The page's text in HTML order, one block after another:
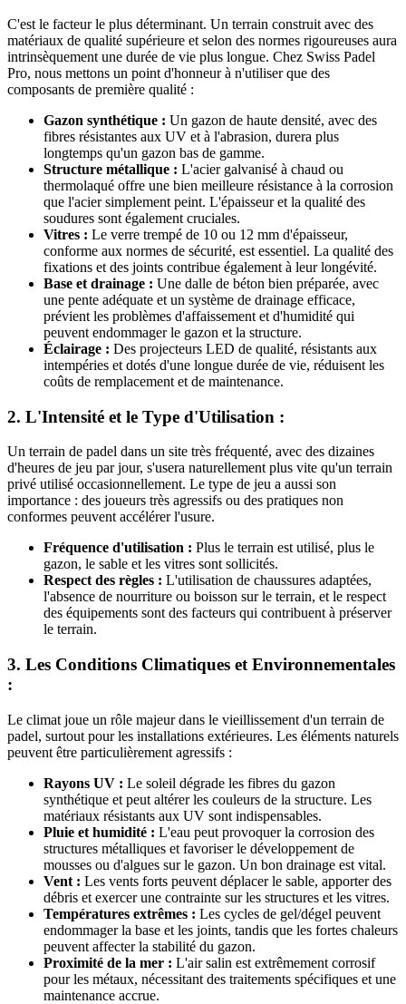
C'est le facteur le plus déterminant. Un terrain construit avec des
matériaux de qualité supérieure et selon des normes rigoureuses aura
intrinsèquement une durée de vie plus longue. Chez Swiss Padel
Pro, nous mettons un point d'honneur à n'utiliser que des
composants de première qualité :
Gazon synthétique : Un gazon de haute densité, avec des
fibres résistantes aux UV et à l'abrasion, durera plus
longtemps qu'un gazon bas de gamme.
Structure métallique : L'acier galvanisé à chaud ou
thermolaqué offre une bien meilleure résistance à la corrosion
que l'acier simplement peint. L'épaisseur et la qualité des
soudures sont également cruciales.
Vitres : Le verre trempé de 10 ou 12 mm d'épaisseur,
conforme aux normes de sécurité, est essentiel. La qualité des
fixations et des joints contribue également à leur longévité.
Base et drainage : Une dalle de béton bien préparée, avec
une pente adéquate et un système de drainage efficace,
prévient les problèmes d'affaissement et d'humidité qui
peuvent endommager le gazon et la structure.
Éclairage : Des projecteurs LED de qualité, résistants aux
intempéries et dotés d'une longue durée de vie, réduisent les
coûts de remplacement et de maintenance.
2. L'Intensité et le Type d'Utilisation :
Un terrain de padel dans un site très fréquenté, avec des dizaines
d'heures de jeu par jour, s'usera naturellement plus vite qu'un terrain
privé utilisé occasionnellement. Le type de jeu a aussi son
importance : des joueurs très agressifs ou des pratiques non
conformes peuvent accélérer l'usure.
Fréquence d'utilisation : Plus le terrain est utilisé, plus le
gazon, le sable et les vitres sont sollicités.
Respect des règles : L'utilisation de chaussures adaptées,
l'absence de nourriture ou boisson sur le terrain, et le respect
des équipements sont des facteurs qui contribuent à préserver
le terrain.
3. Les Conditions Climatiques et Environnementales
:
Le climat joue un rôle majeur dans le vieillissement d'un terrain de
padel, surtout pour les installations extérieures. Les éléments naturels
peuvent être particulièrement agressifs :
Rayons UV : Le soleil dégrade les fibres du gazon
synthétique et peut altérer les couleurs de la structure. Les
matériaux résistants aux UV sont indispensables.
Pluie et humidité : L'eau peut provoquer la corrosion des
structures métalliques et favoriser le développement de
mousses ou d'algues sur le gazon. Un bon drainage est vital.
Vent : Les vents forts peuvent déplacer le sable, apporter des
débris et exercer une contrainte sur les structures et les vitres.
Températures extrêmes : Les cycles de gel/dégel peuvent
endommager la base et les joints, tandis que les fortes chaleurs
peuvent affecter la stabilité du gazon.
Proximité de la mer : L'air salin est extrêmement corrosif
pour les métaux, nécessitant des traitements spécifiques et une
maintenance accrue.